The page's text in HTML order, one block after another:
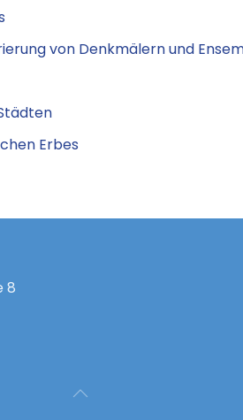
von Denkmälern und
Erbes
8